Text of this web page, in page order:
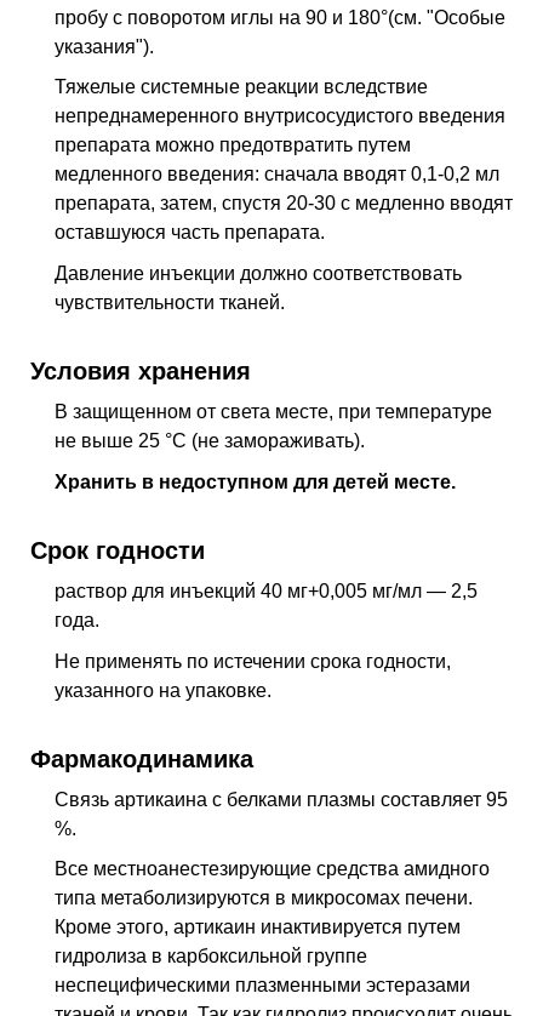
пробу с поворотом иглы на 90 и 180°(см. "Особые
указания").
Тяжелые системные реакции вследствие
непреднамеренного внутрисосудистого введения
препарата можно предотвратить путем
медленного введения: сначала вводят 0,1-0,2 мл
препарата, затем, спустя 20-30 с медленно вводят
оставшуюся часть препарата.
Давление инъекции должно соответствовать
чувствительности тканей.
Условия хранения
В защищенном от света месте, при температуре
не выше 25 °C (не замораживать).
Хранить в недоступном для детей месте.
Срок годности
раствор для инъекций 40 мг+0,005 мг/мл — 2,5
года.
Не применять по истечении срока годности,
указанного на упаковке.
Фармакодинамика
Связь артикаина с белками плазмы составляет 95
%.
Все местноанестезирующие средства амидного
типа метаболизируются в микросомах печени.
Кроме этого, артикаин инактивируется путем
гидролиза в карбоксильной группе
неспецифическими плазменными эстеразами